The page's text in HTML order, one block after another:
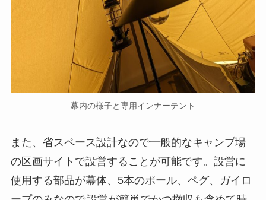
幕内の様子と専用インナーテント
また、省スペース設計なので一般的なキャンプ場
の区画サイトで設営することが可能です。設営に
使用する部品が幕体、5本のポール、ペグ、ガイロ